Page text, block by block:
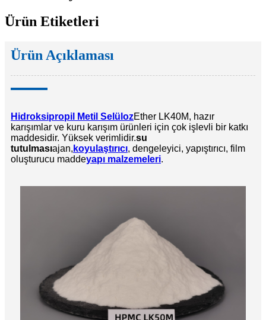
Ürün Etiketleri
Ürün Açıklaması
Hidroksipropil Metil SelülozEther LK40M, hazır
karışımlar ve kuru karışım ürünleri için çok işlevli bir katkı
maddesidir. Yüksek verimlidir.su
tutulmasıajan, koyulaştırıcı, dengeleyici, yapıştırıcı, film
oluşturucu maddeyapı malzemeleri.